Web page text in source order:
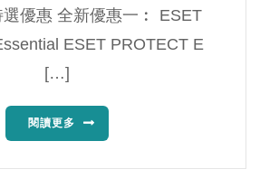
優惠 全新優惠一︰ ESET
ESET PROTECT E
[…]
閱讀更多